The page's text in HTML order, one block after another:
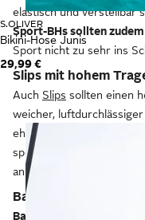
S.OLIVER
Bikini-Hose Junis
29,99 €
elastisch und verstellbar
Sport-BHs sollten
Sport nicht zu sehr ins
Slips mit hohem
Auch Slips sollten einen
weicher,
eher nicht so geeignet,
speichern.
Achte auf ein
an deinen Körper
Bademäntel aus
Bademäntel sollten aus